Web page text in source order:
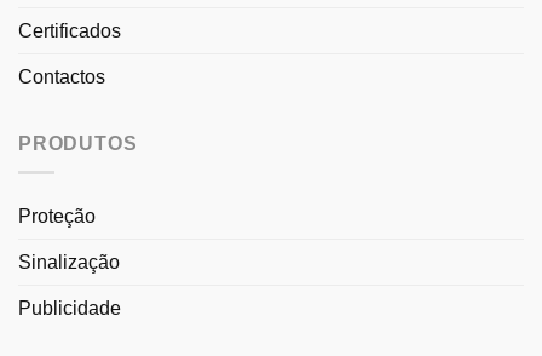
Certificados
Contactos
PRODUTOS
Proteção
Sinalização
Publicidade